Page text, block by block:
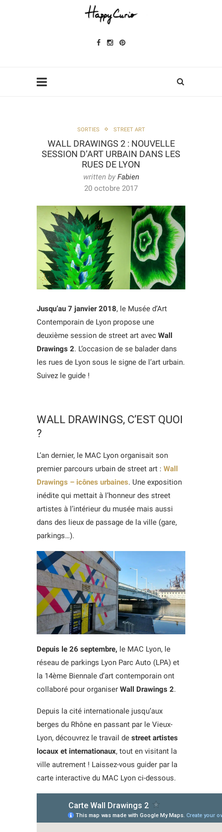
SORTIES STREET ART
WALL DRAWINGS 2 : NOUVELLE
SESSION D’ART URBAIN DANS LES
RUES DE LYON
written by Fabien
20 octobre 2017
Jusqu’au 7 janvier 2018, le Musée d’Art
Contemporain de Lyon propose une
deuxième session de street art avec Wall
Drawings 2. L’occasion de se balader dans
les rues de Lyon sous le signe de l’art urbain.
Suivez le guide !
WALL DRAWINGS, C’EST QUOI
?
L’an dernier, le MAC Lyon organisait son
premier parcours urbain de street art : Wall
Drawings – icônes urbaines. Une exposition
inédite qui mettait à l’honneur des street
artistes à l’intérieur du musée mais aussi
dans des lieux de passage de la ville (gare,
parkings…).
Depuis le 26 septembre, le MAC Lyon, le
réseau de parkings Lyon Parc Auto (LPA) et
la 14ème Biennale d’art contemporain ont
collaboré pour organiser Wall Drawings 2.
Depuis la cité internationale jusqu’aux
berges du Rhône en passant par le Vieux-
Lyon, découvrez le travail de street artistes
locaux et internationaux, tout en visitant la
ville autrement ! Laissez-vous guider par la
carte interactive du MAC Lyon ci-dessous.